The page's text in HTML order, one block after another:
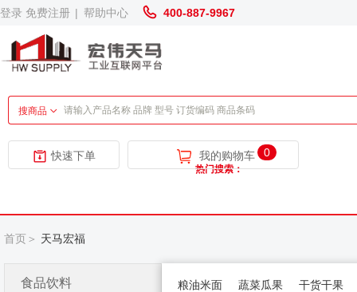
登录 免费注册 | 帮助中心 400-887-9967
搜商品
快速下单 我的购物车 0
热门搜索：
首页＞ 天马宏福
食品饮料 粮油米面 蔬菜瓜果 干货干果